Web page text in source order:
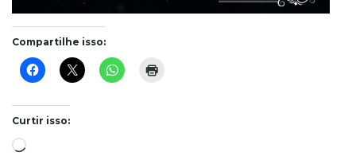
Compartilhe isso:
Curtir isso:
Carregando...